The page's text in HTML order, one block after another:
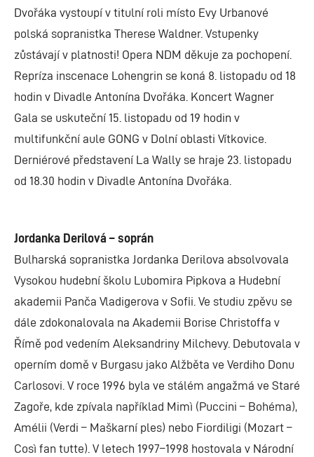
Dvořáka vystoupí v titulní roli místo Evy Urbanové
polská sopranistka Therese Waldner. Vstupenky
zůstávají v platnosti! Opera NDM děkuje za pochopení.
Repríza inscenace Lohengrin se koná 8. listopadu od 18
hodin v Divadle Antonína Dvořáka. Koncert Wagner
Gala se uskuteční 15. listopadu od 19 hodin v
multifunkční aule GONG v Dolní oblasti Vítkovice.
Derniérové představení La Wally se hraje 23. listopadu
od 18.30 hodin v Divadle Antonína Dvořáka.
Jordanka Derilová – soprán
Bulharská sopranistka Jordanka Derilova absolvovala
Vysokou hudební školu Lubomira Pipkova a Hudební
akademii Panča Vladigerova v Sofii. Ve studiu zpěvu se
dále zdokonalovala na Akademii Borise Christoffa v
Římě pod vedením Aleksandriny Milchevy. Debutovala v
operním domě v Burgasu jako Alžběta ve Verdiho Donu
Carlosovi. V roce 1996 byla ve stálém angažmá ve Staré
Zagoře, kde zpívala například Mimì (Puccini – Bohéma),
Amélii (Verdi – Maškarní ples) nebo Fiordiligi (Mozart –
Così fan tutte). V letech 1997–1998 hostovala v Národní